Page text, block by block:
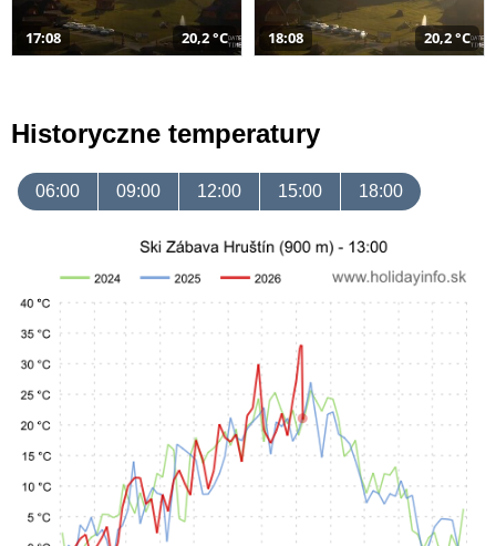
17:08 20,2 °C 18:08 20,2 °C
Historyczne temperatury
06:00 09:00 12:00 15:00 18:00